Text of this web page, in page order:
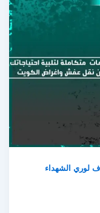
لوري الشهداء